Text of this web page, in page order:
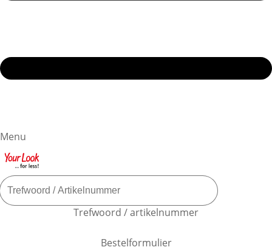
Menu
Trefwoord / artikelnummer
Bestelformulier